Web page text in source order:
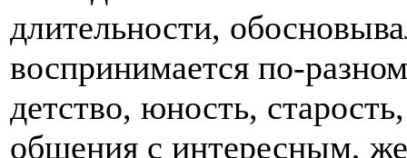
длительности,
воспринимается по-
детство, юность,
общения с интересным,